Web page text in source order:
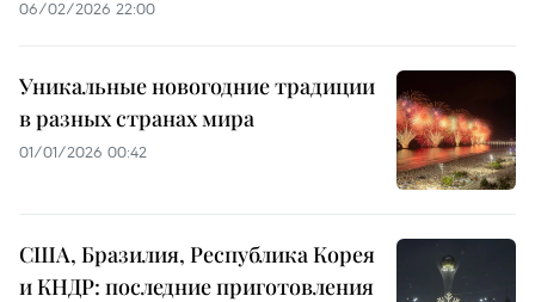
06/02/2026 22:00
Уникальные новогодние традиции
в разных странах мира
01/01/2026 00:42
США, Бразилия, Республика Корея
и КНДР: последние приготовления